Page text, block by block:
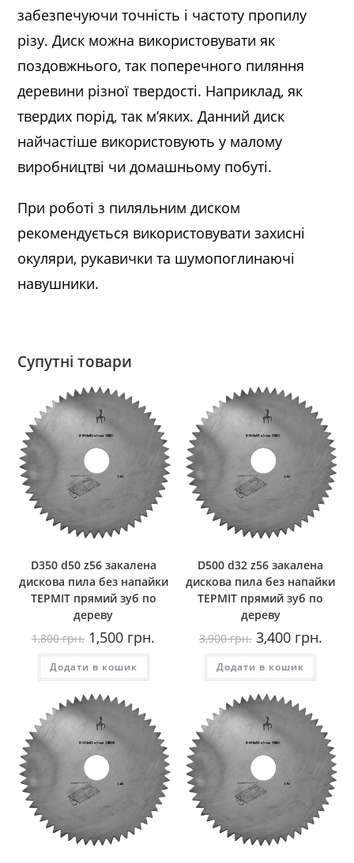
забезпечуючи точність і частоту пропилу
різу. Диск можна використовувати як
поздовжнього, так поперечного пиляння
деревини різної твердості. Наприклад, як
твердих порід, так м’яких. Данний диск
найчастіше використовують у малому
виробництві чи домашньому побуті.
При роботі з пиляльним диском
рекомендується використовувати захисні
окуляри, рукавички та шумопоглинаючі
навушники.
Супутні товари
D350 d50 z56 закалена
дискова пила без напайки
ТЕРМІТ прямий зуб по
дереву
1,800грн. Оригінальна
ціна:
1,800
грн..
1,500 грн. Поточна
Додати в кошик
D500 d32 z56 закалена
дискова пила без напайки
ТЕРМІТ прямий зуб по
дереву
3,900грн. Оригінальна
ціна:
3,900
грн..
3,400грн.ціна:
Додати в кошик